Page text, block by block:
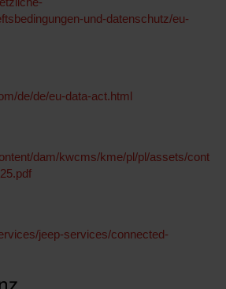
und-datenschutz/eu-
de/de/eu-data-act.html
dam/kwcms/kme/pl/pl/assets/cont
jeep-services/connected-